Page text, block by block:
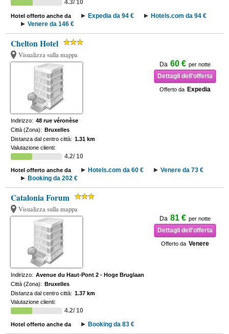
4.3/ 10
Hotel offerto anche da Expedia da 94 €
Hotels.com da 94 €
Venere da 146 €
Chelton Hotel
Visualizza sulla mappa
Da 60 € per notte
Dettagli dell'offerta
Offerto da Expedia
Indirizzo: 48 rue véronèse
Città (Zona): Bruxelles
Distanza dal centro città: 1.31 km
Valutazione clienti:
4.2/ 10
Hotel offerto anche da Hotels.com da 60 €
Venere da 73 €
Booking da 202 €
Catalonia Forum
Visualizza sulla mappa
Da 81 € per notte
Dettagli dell'offerta
Offerto da Venere
Indirizzo: Avenue du Haut-Pont 2 - Hoge Bruglaan
Città (Zona): Bruxelles
Distanza dal centro città: 1.37 km
Valutazione clienti:
4.2/ 10
Hotel offerto anche da Booking da 83 €